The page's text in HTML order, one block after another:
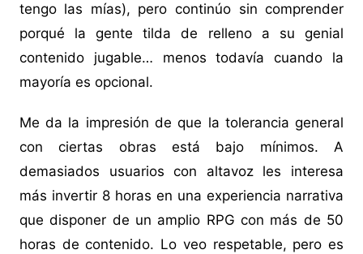
tengo las mías), pero continúo sin comprender
porqué la gente tilda de relleno a su genial
contenido jugable… menos todavía cuando la
mayoría es opcional.
Me da la impresión de que la tolerancia general
con ciertas obras está bajo mínimos. A
demasiados usuarios con altavoz les interesa
más invertir 8 horas en una experiencia narrativa
que disponer de un amplio RPG con más de 50
horas de contenido. Lo veo respetable, pero es